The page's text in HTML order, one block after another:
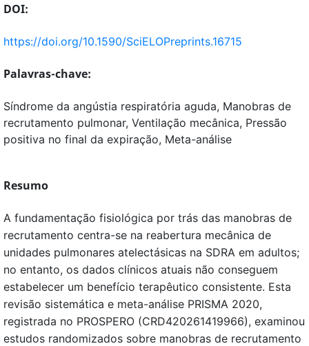
DOI:
https://doi.org/10.1590/SciELOPreprints.16715
Palavras-chave:
Síndrome da angústia respiratória aguda, Manobras de
recrutamento pulmonar, Ventilação mecânica, Pressão
positiva no final da expiração, Meta-análise
Resumo
A fundamentação fisiológica por trás das manobras de
recrutamento centra-se na reabertura mecânica de
unidades pulmonares atelectásicas na SDRA em adultos;
no entanto, os dados clínicos atuais não conseguem
estabelecer um benefício terapêutico consistente. Esta
revisão sistemática e meta-análise PRISMA 2020,
registrada no PROSPERO (CRD420261419966), examinou
estudos randomizados sobre manobras de recrutamento